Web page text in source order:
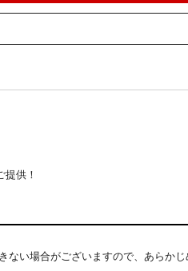
供！
ない場合がございますので、あらか